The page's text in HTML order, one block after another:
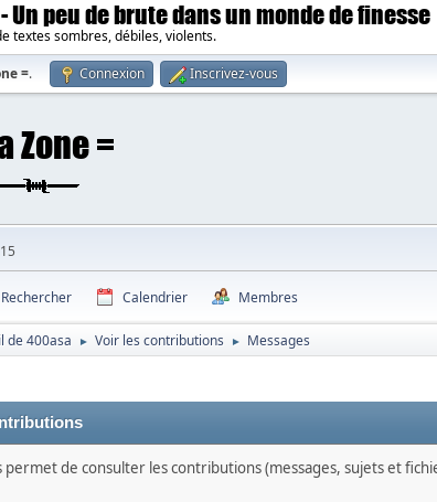
- Un peu de brute dans un monde de finesse
textes sombres, débiles, violents.
=. Connexion Inscrivez-vous
Rechercher Calendrier Membres
de 400asa ► Voir les contributions ► Messages
permet de consulter les contributions (messages, sujets et